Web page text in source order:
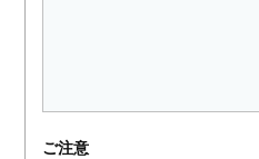
ご注意